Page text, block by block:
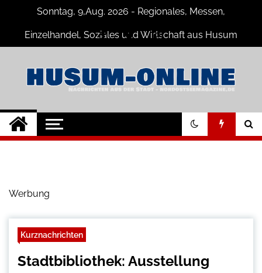
content
Sonntag, 9,Aug. 2026 - Regionales, Messen,
Einzelhandel, Soziales und Wirtschaft aus Husum
Husum-Online
Nachrichten
Nachrichten und Events für Husum
und Umgebung
Werbung
Kurznachrichten
Stadtbibliothek: Ausstellung